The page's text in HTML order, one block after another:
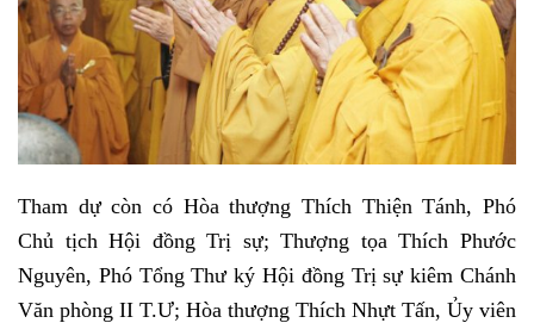
Tham dự còn có Hòa thượng Thích Thiện Tánh, Phó
Chủ tịch Hội đồng Trị sự; Thượng tọa Thích Phước
Nguyên, Phó Tổng Thư ký Hội đồng Trị sự kiêm Chánh
Văn phòng II T.Ư; Hòa thượng Thích Nhựt Tấn, Ủy viên